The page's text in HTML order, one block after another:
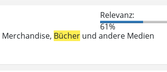
Relevanz:
61%
Bücher und andere Medien